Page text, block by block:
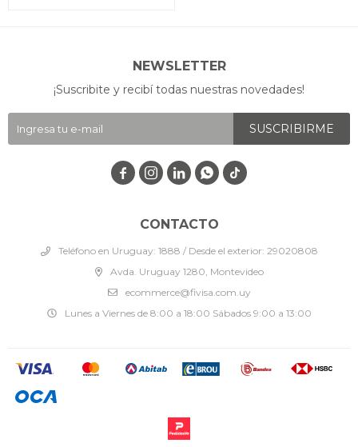
CONTACTO
Teléfono en Uruguay: 1888 / Desde el exterior: 29020808
Avda. Uruguay 1280, Montevideo
ecommerce@fivisa.com.uy
Lunes a Viernes de 8:00 a 18:00 Sábados 9:00 a 13:00
NEWSLETTER
¡Suscribite y recibí todas nuestras novedades!
SUSCRIBIRME
   